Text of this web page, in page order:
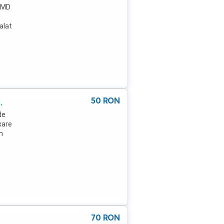
50 RON
70 RON